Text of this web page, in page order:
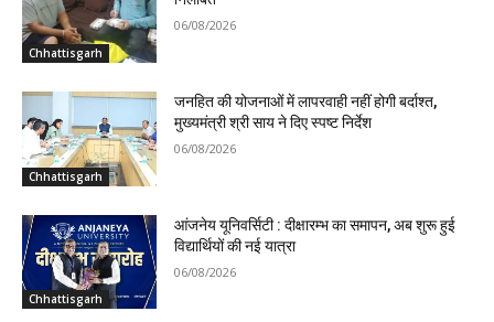
Chhattisgarh
06/08/2026
Chhattisgarh
जनहित की योजनाओं में लापरवाही नहीं होगी बर्दाश्त,
मुख्यमंत्री श्री साय ने दिए स्पष्ट निर्देश
06/08/2026
Chhattisgarh
आंजनेय यूनिवर्सिटी : दीक्षारम्भ का समापन, अब शुरू हुई
विद्यार्थियों की नई यात्रा
06/08/2026